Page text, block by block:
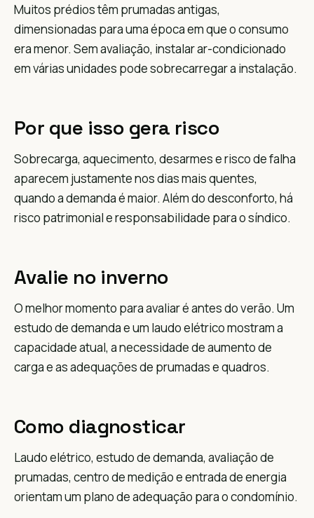
Muitos prédios têm prumadas antigas,
dimensionadas para uma época em que o consumo
era menor. Sem avaliação, instalar ar-condicionado
em várias unidades pode sobrecarregar a instalação.
Por que isso gera risco
Sobrecarga, aquecimento, desarmes e risco de falha
aparecem justamente nos dias mais quentes,
quando a demanda é maior. Além do desconforto, há
risco patrimonial e responsabilidade para o síndico.
Avalie no inverno
O melhor momento para avaliar é antes do verão. Um
estudo de demanda e um laudo elétrico mostram a
capacidade atual, a necessidade de aumento de
carga e as adequações de prumadas e quadros.
Como diagnosticar
Laudo elétrico, estudo de demanda, avaliação de
prumadas, centro de medição e entrada de energia
orientam um plano de adequação para o condomínio.